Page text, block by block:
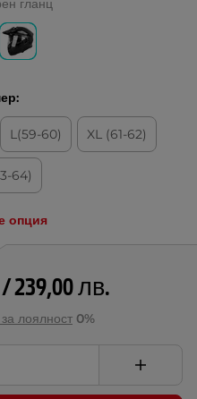
гланц
L(59-60) XL (61-62)
64)
опция
239,00 лв.
лоялност 0%